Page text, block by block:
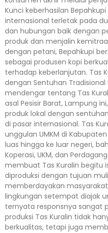
Kunci keberhasilan
internasional terletak pada
dan hubungan baik dengan
produk dan menjalin
dengan petani, Bepahkupi
sebagai produsen kopi
terhadap keberlanjutan. Tas
dengan Sentuhan
mendengar tentang Tas
asal Pesisir Barat, Lampung
produk lokal dengan
di pasar internasional. Tas
unggulan UMKM di
luas hingga ke luar negeri,
Koperasi, UKM, dan
membuat Tas Kuralin begitu
diproduksi dengan tujuan
memberdayakan
lingkungan setempat diajak
ternyata responsnya sangat
produksi Tas Kuralin tidak
berkualitas, tetapi juga